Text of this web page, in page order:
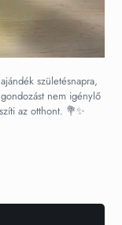
születésnapra,
nem igénylő
az otthont. 💐✨